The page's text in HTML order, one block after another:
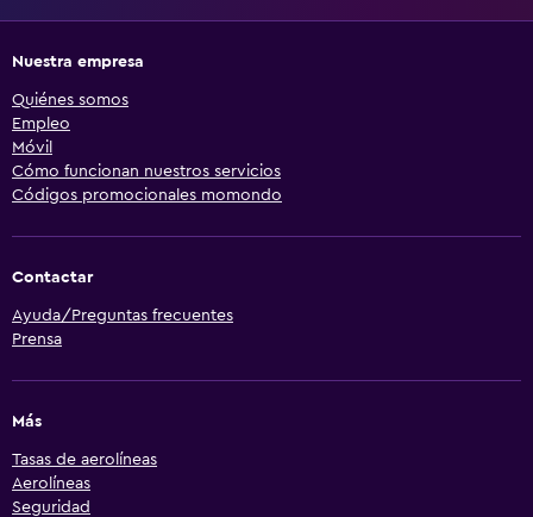
Nuestra empresa
Quiénes somos
Empleo
Móvil
Cómo funcionan nuestros servicios
Códigos promocionales momondo
Contactar
Ayuda/Preguntas frecuentes
Prensa
Más
Tasas de aerolíneas
Aerolíneas
Seguridad